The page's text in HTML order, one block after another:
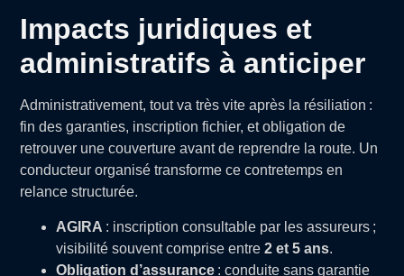
Impacts juridiques et
administratifs à anticiper
Administrativement, tout va très vite après la résiliation :
fin des garanties, inscription fichier, et obligation de
retrouver une couverture avant de reprendre la route. Un
conducteur organisé transforme ce contretemps en
relance structurée.
AGIRA : inscription consultable par les assureurs ;
visibilité souvent comprise entre2 et 5 ans.
Obligation d’assurance : conduite sans garantie